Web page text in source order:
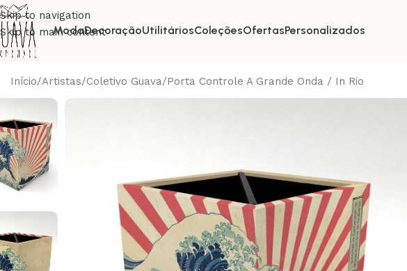
Skip to navigation
Skip to main content
ModaDecoraçãoUtilitáriosColeçõesOfertasPersonalizados
Início Artistas Coletivo Guava Porta Controle A Grande Onda / In Rio